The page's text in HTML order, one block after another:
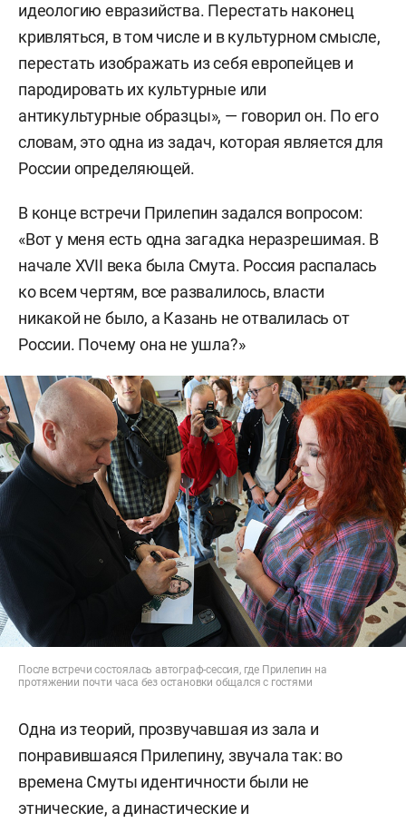
идеологию евразийства. Перестать наконец
кривляться, в том числе и в культурном смысле,
перестать изображать из себя европейцев и
пародировать их культурные или
антикультурные образцы», — говорил он. По его
словам, это одна из задач, которая является для
России определяющей.
В конце встречи Прилепин задался вопросом:
«Вот у меня есть одна загадка неразрешимая. В
начале XVII века была Смута. Россия распалась
ко всем чертям, все развалилось, власти
никакой не было, а Казань не отвалилась от
России. Почему она не ушла?»
После встречи состоялась автограф-сессия, где Прилепин на
протяжении почти часа без остановки общался с гостями
Одна из теорий, прозвучавшая из зала и
понравившаяся Прилепину, звучала так: во
времена Смуты идентичности были не
этнические, а династические и